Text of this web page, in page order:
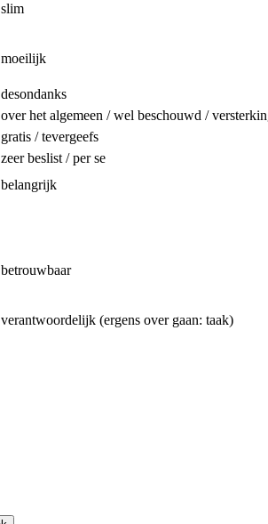
slim
moeilijk
desondanks
over het algemeen / wel beschouwd /
gratis / tevergeefs
zeer beslist / per se
belangrijk
betrouwbaar
verantwoordelijk (ergens over gaan: taak)